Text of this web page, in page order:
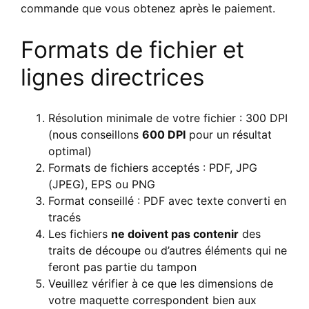
commande que vous obtenez après le paiement.
Formats de fichier et
lignes directrices
Résolution minimale de votre fichier : 300 DPI
(nous conseillons600 DPI pour un résultat
optimal)
Formats de fichiers acceptés : PDF, JPG
(JPEG), EPS ou PNG
Format conseillé : PDF avec texte converti en
tracés
Les fichiers ne doivent pas contenir des
traits de découpe ou d’autres éléments qui ne
feront pas partie du tampon
Veuillez vérifier à ce que les dimensions de
votre maquette correspondent bien aux